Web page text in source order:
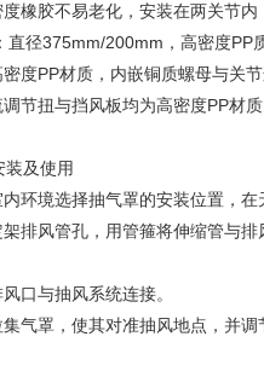
橡胶不易老化，安装在两关节内
径375mm/200mm，高密度PP
度PP材质，内嵌铜质螺母与关节
节扭与挡风板均为高密度PP材
装及使用
环境选择抽气罩的安装位置，
排风管孔，用管箍将伸缩管与排
口与抽风系统连接。
气罩，使其对准抽风地点，并